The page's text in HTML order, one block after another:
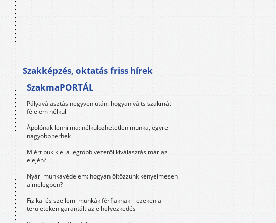
Szakképzés, oktatás friss hírek
SzakmaPORTÁL
Pályaválasztás negyven után: hogyan válts szakmát
félelem nélkül
Ápolónak lenni ma: nélkülözhetetlen munka, egyre
nagyobb terhek
Miért bukik el a legtöbb vezetői kiválasztás már az
elején?
Nyári munkavédelem: hogyan öltözzünk kényelmesen
a melegben?
Fizikai és szellemi munkák férfiaknak – ezeken a
területeken garantált az elhelyezkedés